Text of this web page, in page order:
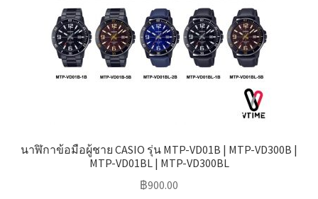
นาฬิกาข้อมือผู้ชาย CASIO รุ่น MTP-VD01B | MTP-VD300B |
MTP-VD01BL | MTP-VD300BL
฿900.00